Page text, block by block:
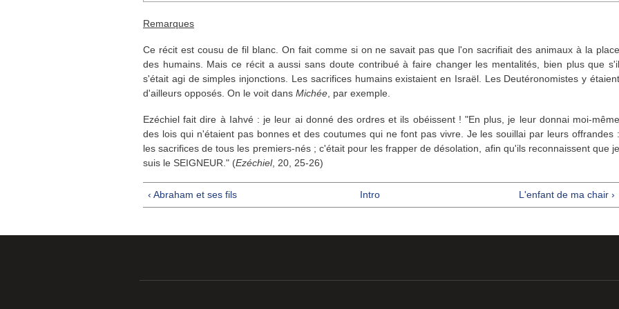
Remarques
Ce récit est cousu de fil blanc. On fait comme si on ne savait pas que l'on sacrifiait des animaux à la place
des humains. Mais ce récit a aussi sans doute contribué à faire changer les mentalités, bien plus que s'il
s'était agi de simples injonctions. Les sacrifices humains existaient en Israël. Les Deutéronomistes y étaient
d'ailleurs opposés. On le voit dans Michée , par exemple.
Ezéchiel fait dire à Iahvé : je leur ai donné des ordres et ils obéissent ! "En plus, je leur donnai moi-même
des lois qui n'étaient pas bonnes et des coutumes qui ne font pas vivre. Je les souillai par leurs offrandes :
les sacrifices de tous les premiers-nés ; c'était pour les frapper de désolation, afin qu'ils reconnaissent que je
suis le SEIGNEUR." (Ezéchiel, 20, 25-26)
‹ Abraham et ses fils Intro L'enfant de ma chair ›